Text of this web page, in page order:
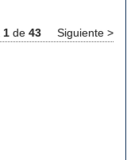
1 de 43 Siguiente >